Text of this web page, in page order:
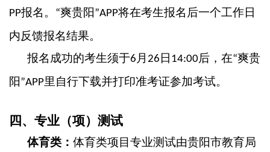
PP报名。 “爽贵阳 ”APP将在考生报名后一个工作日
内反馈报名结果。
报名成功的考生须于6 月 26 日 14:00后，在“爽贵
阳 ”APP里自行下载并打印准考证参加考试。
四、专业（项）测试
体育类： 体育类项目专业测试由贵阳市教育局